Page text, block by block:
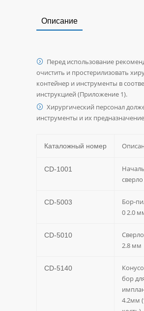
Описание
Перед использование
очистить и простерилизовать
контейнер и инструменты в
инструкцией (Приложение 1).
Хирургический персонал
инструменты и их
Каталожный номер
CD-1001
CD-5003
Бор-
0 2.0
CD-5010
2.8 мм
CD-5140
бор
4.2мм